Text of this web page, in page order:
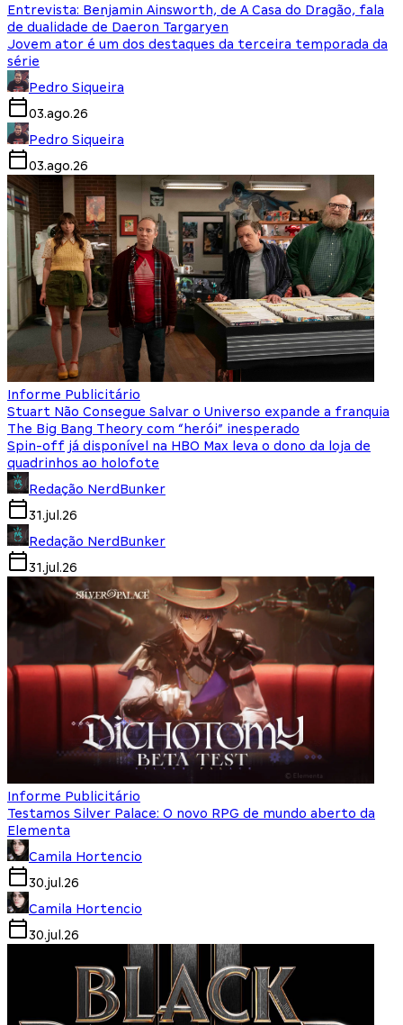
Entrevista: Benjamin Ainsworth, de A Casa do Dragão, fala
de dualidade de Daeron Targaryen
Jovem ator é um dos destaques da terceira temporada da
série
Pedro Siqueira
03.ago.26
Pedro Siqueira
03.ago.26
Informe Publicitário
Stuart Não Consegue Salvar o Universo expande a franquia
The Big Bang Theory com “herói” inesperado
Spin-off já disponível na HBO Max leva o dono da loja de
quadrinhos ao holofote
Redação NerdBunker
31.jul.26
Redação NerdBunker
31.jul.26
Informe Publicitário
Testamos Silver Palace: O novo RPG de mundo aberto da
Elementa
Camila Hortencio
30.jul.26
Camila Hortencio
30.jul.26